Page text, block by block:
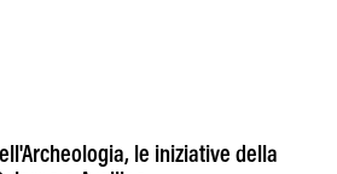
le iniziative della